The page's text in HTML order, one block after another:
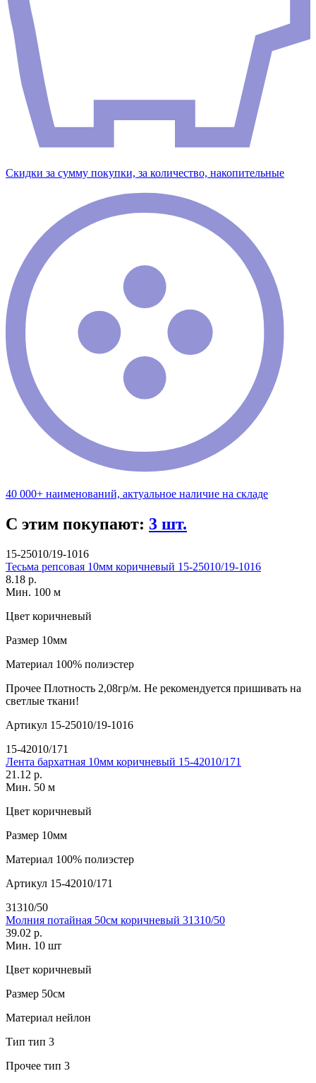
Скидки за сумму покупки, за количество, накопительные
40 000+ наименований, актуальное наличие на складе
С этим покупают: 3 шт.
15-25010/19-1016
Тесьма репсовая 10мм коричневый 15-25010/19-1016
8.18 р.
Мин. 100 м
Цвет коричневый
Размер 10мм
Материал 100% полиэстер
Прочее Плотность 2,08гр/м. Не рекомендуется пришивать на
светлые ткани!
Артикул 15-25010/19-1016
15-42010/171
Лента бархатная 10мм коричневый 15-42010/171
21.12 р.
Мин. 50 м
Цвет коричневый
Размер 10мм
Материал 100% полиэстер
Артикул 15-42010/171
31310/50
Молния потайная 50см коричневый 31310/50
39.02 р.
Мин. 10 шт
Цвет коричневый
Размер 50см
Материал нейлон
Тип тип 3
Прочее тип 3